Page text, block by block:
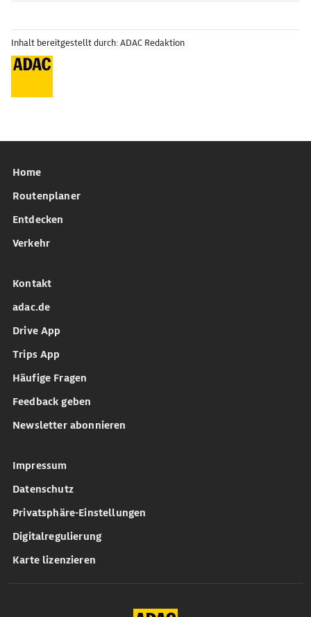
Inhalt bereitgestellt durch: ADAC Redaktion
Home
Routenplaner
Entdecken
Verkehr
Kontakt
adac.de
Drive App
Trips App
Häufige Fragen
Feedback geben
Newsletter abonnieren
Impressum
Datenschutz
Privatsphäre-Einstellungen
Digitalregulierung
Karte lizenzieren